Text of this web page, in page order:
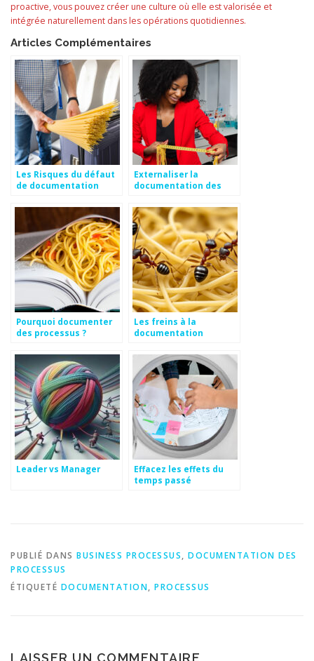
proactive, vous pouvez créer une culture où elle est valorisée et
intégrée naturellement dans les opérations quotidiennes.
Articles Complémentaires
Les Risques du défaut
de documentation
Externaliser la
documentation des
Pourquoi documenter
des processus ?
Les freins à la
documentation
Leader vs Manager
Effacez les effets du
temps passé
PUBLIÉ DANS BUSINESS PROCESSUS, DOCUMENTATION DES
PROCESSUS
ÉTIQUETÉ DOCUMENTATION, PROCESSUS